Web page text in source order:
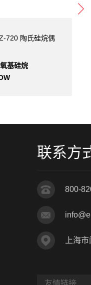
720 陶氏硅烷偶
基硅烷
联系方
800-
上海
友情链接